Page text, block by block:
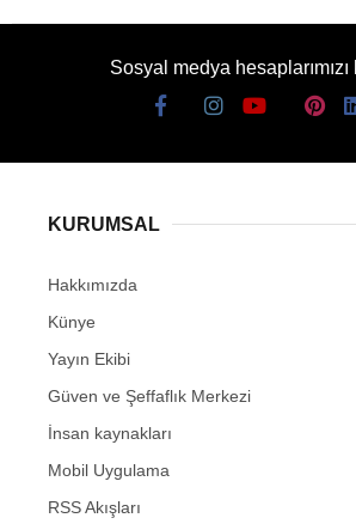
Sosyal medya
KURUMSAL
Hakkımızda
Künye
Yayın Ekibi
Güven ve Şeffaflık Merkezi
İnsan kaynakları
Mobil Uygulama
RSS Akışları